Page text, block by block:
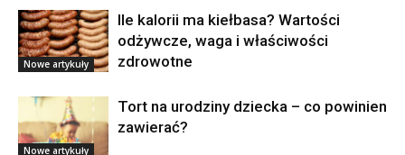
Nowe artykuły
Ile kalorii ma kiełbasa? Wartości
odżywcze, waga i właściwości
zdrowotne
Nowe artykuły
Tort na urodziny dziecka – co powinien
zawierać?